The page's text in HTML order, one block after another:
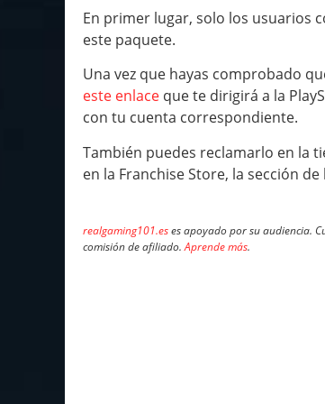
En primer lugar, solo los usuarios
este paquete.
Una vez que hayas comprobado
este enlace que te dirigirá a la
con tu cuenta correspondiente.
También puedes reclamarlo en la
en la Franchise Store, la sección
realgaming101.eses apoyado por su audiencia.
comisión de afiliado.Aprende más.